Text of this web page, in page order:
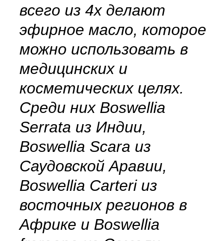
всего из 4х делают
эфирное масло, которое
можно использовать в
медицинских и
косметических целях.
Среди них Boswellia
Serrata из Индии,
Boswellia Scara из
Саудовской Аравии,
Boswellia Carteri из
восточных регионов в
Африке и Boswellia